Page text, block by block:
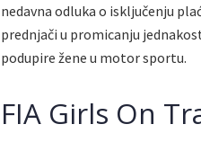
nedavna odluka o isključenju
prednjači u promicanju
podupire žene u motor sportu.
FIA Girls On